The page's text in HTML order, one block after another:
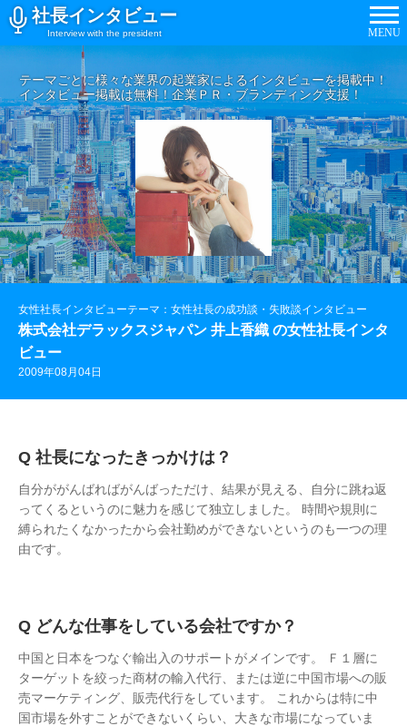
社長インタビュー
Interview with the president MENU
テーマごとに様々な業界の起業家によるインタビューを掲載中！
インタビュー掲載は無料！企業ＰＲ・ブランディング支援！
女性社長インタビューテーマ：女性社長の成功談・失敗談インタビュー
株式会社デラックスジャパン 井上香織 の女性社長インタ
ビュー
2009年08月04日
社長になったきっかけは？
自分ががんばればがんばっただけ、結果が見える、自分に跳ね返
ってくるというのに魅力を感じて独立しました。 時間や規則に
縛られたくなかったから会社勤めができないというのも一つの理
由です。
どんな仕事をしている会社ですか？
中国と日本をつなぐ輸出入のサポートがメインです。 Ｆ１層に
ターゲットを絞った商材の輸入代行、または逆に中国市場への販
売マーケティング、販売代行をしています。 これからは特に中
国市場を外すことができないくらい、大きな市場になっていま